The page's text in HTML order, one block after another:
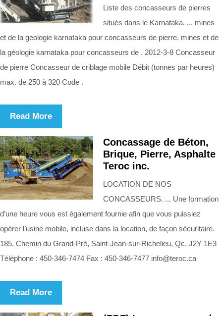
Liste des concasseurs de pierres
situés dans le Karnataka. ... mines
et de la geologie karnataka pour concasseurs de pierre. mines et de
la géologie karnataka pour concasseurs de . 2012-3-8 Concasseur
de pierre Concasseur de criblage mobile Débit (tonnes par heures)
max. de 250 à 320 Code .
Read More
Concassage de Béton,
Brique, Pierre, Asphalte
Teroc inc.
LOCATION DE NOS
CONCASSEURS. ... Une formation
d’une heure vous est également fournie afin que vous puissiez
opérer l’usine mobile, incluse dans la location, de façon sécuritaire.
185, Chemin du Grand-Pré, Saint-Jean-sur-Richelieu, Qc, J2Y 1E3
Téléphone : 450-346-7474 Fax : 450-346-7477 info@teroc.ca
Read More